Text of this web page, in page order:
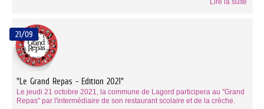
Lire la suite
21/09
"Le Grand Repas - Edition 2021"
Le jeudi 21 octobre 2021, la commune de Lagord participera au "Grand
Repas" par l'intermédiaire de son restaurant scolaire et de la crèche.